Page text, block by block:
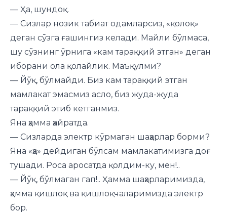
— Ҳа, шундоқ.
— Сизлар нозик табиат одамларсиз, «қолоқ»
деган сўзга ғашингиз келади. Майли бўлмаса,
шу сўзнинг ўрнига «кам тараққий этган» деган
иборани ола қолайлик. Маъқулми?
— Йўқ, бўлмайди. Биз кам тараққий этган
мамлакат эмасмиз асло, биз жуда-жуда
тараққий этиб кетганмиз.
Яна ҳамма ҳайратда.
— Сизларда электр кўрмаган шаҳарлар борми?
Яна «ҳа» дейдиган бўлсам мамлакатимизга доғ
тушади. Роса аросатда қолдим-ку, мен!..
— Йўқ, бўлмаган гап!.. Ҳамма шаҳарларимизда,
ҳамма қишлоқ ва қишлоқчаларимизда электр
бор.